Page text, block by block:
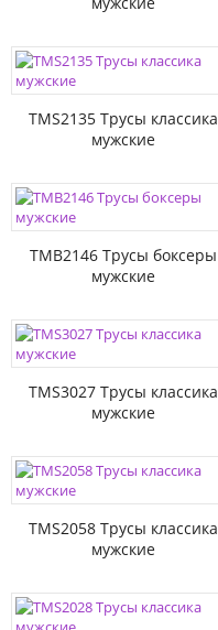
TMS2135 Трусы классика
мужские
TMB2146 Трусы боксеры
мужские
TMS3027 Трусы классика
мужские
TMS2058 Трусы классика
мужские